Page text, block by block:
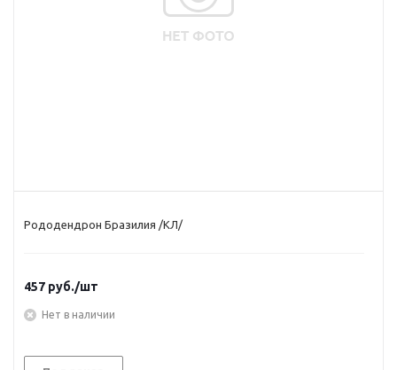
Рододендрон Бразилия /КЛ/
457 руб./шт
Нет в наличии